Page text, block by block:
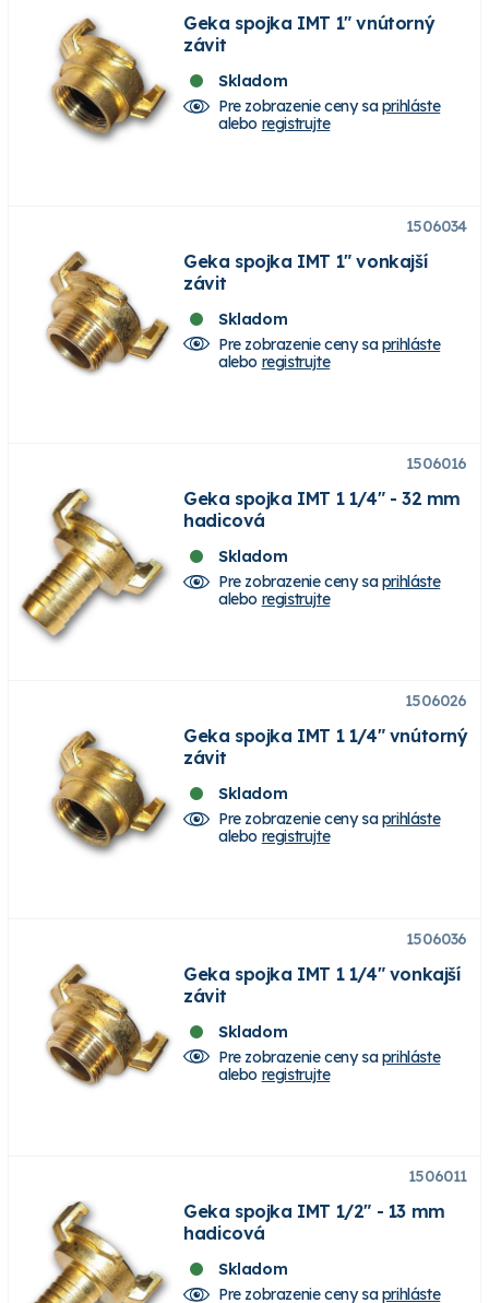
Geka spojka IMT 1" vnútorný
závit
Skladom
Pre zobrazenie ceny saprihláste
alebo registrujte
1506034
Geka spojka IMT 1" vonkajší
závit
Skladom
Pre zobrazenie ceny saprihláste
alebo registrujte
1506016
Geka spojka IMT 1 1/4" - 32 mm
hadicová
Skladom
Pre zobrazenie ceny saprihláste
alebo registrujte
1506026
Geka spojka IMT 1 1/4" vnútorný
závit
Skladom
Pre zobrazenie ceny saprihláste
alebo registrujte
1506036
Geka spojka IMT 1 1/4" vonkajší
závit
Skladom
Pre zobrazenie ceny saprihláste
alebo registrujte
1506011
Geka spojka IMT 1/2" - 13 mm
hadicová
Skladom
Pre zobrazenie ceny saprihláste